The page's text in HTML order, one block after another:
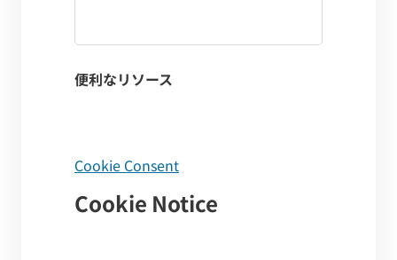
便利なリソース
Cookie Consent
Cookie Notice